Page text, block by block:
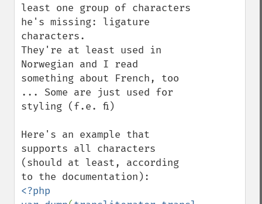
least one group of characters
he's missing: ligature
characters.
They're at least used in
Norwegian and I read
something about French, too
... Some are just used for
styling (f.e. ﬁ)
Here's an example that
supports all characters
(should at least, according
<?php